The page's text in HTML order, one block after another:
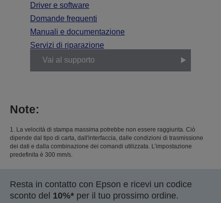
Driver e software
Domande frequenti
Manuali e documentazione
Servizi di riparazione
Vai al supporto
Note:
1. La velocità di stampa massima potrebbe non essere raggiunta. Ciò
dipende dal tipo di carta, dall'interfaccia, dalle condizioni di trasmissione
dei dati e dalla combinazione dei comandi utilizzata. L’impostazione
predefinita è 300 mm/s.
Resta in contatto con Epson e ricevi un codice
sconto del 10%* per il tuo prossimo ordine.